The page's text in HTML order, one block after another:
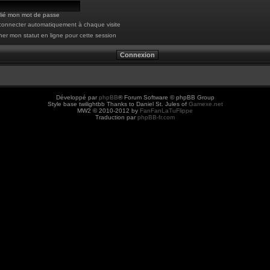
mon mot de passe
automatiquement à chaque visite
mon statut en ligne pour cette session
Développé par phpBB® Forum Software © phpBB Group
Style base twilightbb Thanks to Daniel St. Jules of Gamexe.net
MW2 © 2010-2012 by FanFanLaTuFlippe
Traduction par phpBB-fr.com